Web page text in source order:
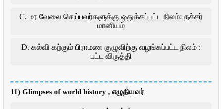
C. மர வேலை செய்பவர்களுக்கு ஒதுக்கப்பட்ட நிலம்: தச்சர்
மானியம்
D. கல்வி கற்கும் பிராமண குழுவிற்கு வழங்கப்பட்ட நிலம் :
பட்ட விருத்தி
11) Glimpses of world history , எழுதியவர்